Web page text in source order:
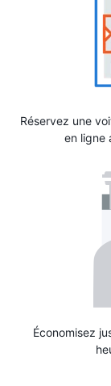
Réservez une
en ligne
Économisez